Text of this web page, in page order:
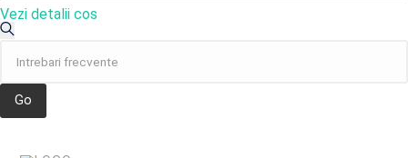
Vezi detalii cos